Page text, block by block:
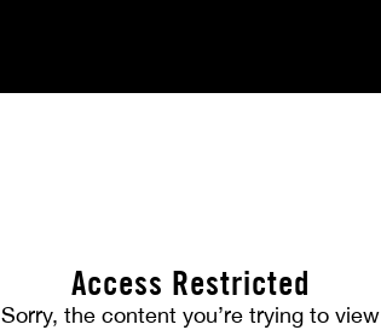
Access Restricted
Sorry, the content you’re trying to view